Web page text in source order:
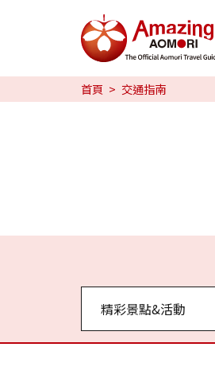
首頁 交通指南
精彩景點&活動